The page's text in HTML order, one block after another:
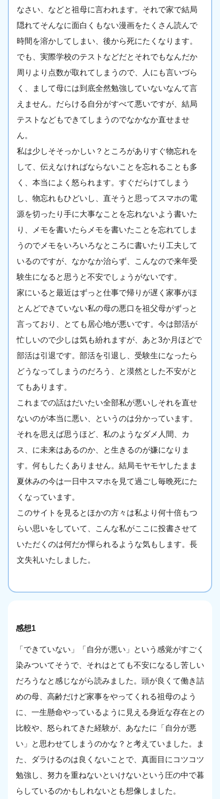
なさい、などと祖母に言われます。それで家で結局
隠れてそんなに面白くもない漫画をたくさん読んで
時間を溶かしてしまい、後から死にたくなります。
でも、実際学校のテストなどだとそれでもなんだか
周りより点数が取れてしまうので、人にも言いづら
く、まして母には到底全然勉強していないなんて言
えません。だらける自分がすべて悪いですが、結局
テストなどもできてしまうのでなかなか直せませ
ん。
私は少しそそっかしい？ところがありすぐ物忘れを
して、伝えなければならないことを忘れることも多
く、本当によく怒られます。すぐだらけてしまう
し、物忘れもひどいし、直そうと思ってスマホの電
源を切ったり手に大事なことを忘れないよう書いた
り、メモを書いたらメモを書いたことを忘れてしま
うのでメモをいろいろなところに書いたり工夫して
いるのですが、なかなか治らず、こんなので来年受
験生になると思うと不安でしょうがないです。
家にいると最近はずっと仕事で帰りが遅く家事がほ
とんどできていない私の母の悪口を祖父母がずっと
言っており、とても居心地が悪いです。今は部活が
忙しいので少しは気も紛れますが、あと3か月ほどで
部活は引退です。部活を引退し、受験生になったら
どうなってしまうのだろう、と漠然とした不安がと
てもあります。
これまでの話はだいたい全部私が悪いしそれを直せ
ないのが本当に悪い、というのは分かっています。
それを思えば思うほど、私のようなダメ人間、カ
ス、に未来はあるのか、と生きるのが嫌になりま
す。何もしたくありません。結局モヤモヤしたまま
夏休みの今は一日中スマホを見て過ごし毎晩死にた
くなっています。
このサイトを見るとほかの方々は私より何十倍もつ
らい思いをしていて、こんな私がここに投書させて
いただくのは何だか憚られるような気もします。長
文失礼いたしました。
感想1
「できていない」「自分が悪い」という感覚がすごく
染みついてそうで、それはとても不安になるし苦しい
だろうなと感じながら読みました。頭が良くて働き詰
めの母、高齢だけど家事をやってくれる祖母のよう
に、一生懸命やっているように見える身近な存在との
比較や、怒られてきた経験が、あなたに「自分が悪
い」と思わせてしまうのかな？と考えていました。ま
た、ダラけるのは良くないことで、真面目にコツコツ
勉強し、努力を重ねないといけないという圧の中で暮
らしているのかもしれないとも想像しました。